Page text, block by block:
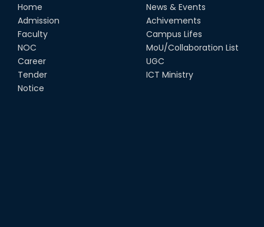
Home
Admission
Faculty
NOC
Career
Tender
Notice
News & Events
Achivements
Campus Lifes
MoU/Collaboration List
UGC
ICT Ministry